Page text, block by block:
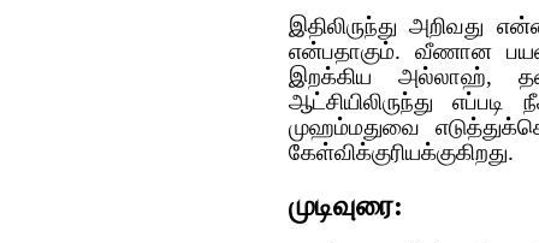
இதிலிருந்து
என்பதாகும். வீணான
இறக்கிய அல்லாஹ்,
ஆட்சியிலிருந்து
முஹம்மதுவை
கேள்விக்குரியக்குகிறது.
முடிவுரை: